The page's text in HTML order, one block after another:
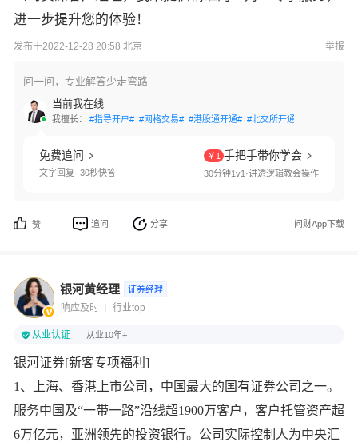
进一步提升您的体验！
发布于2022-12-28 20:58 北京 举报
问一问，专业解答少走弯路
当前我在线
我擅长： #指导开户# #网格交易# #港股通开通# #北交所开通#
免费追问
文字回复· 30秒快答
￥1 手把手带你学会
30分钟1v1·讲透逻辑教会操作
赞 追问 分享 问财App下载
银河黄经理 证券经理
响应及时 行业top
从业认证 从业10年+
银河证券[新客专项福利]
1、上海、香港上市公司，中国最大的国有证券公司之一。
服务中国及“一带一路”沿线超1900万客户，客户托管资产超
6万亿元，亚洲领先的投资银行。公司实际控制人为中央汇